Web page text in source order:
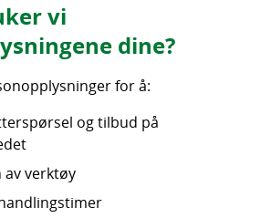
vi
dine?
for å:
og tilbud på
verktøy